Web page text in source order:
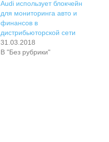
Audi использует блокчейн
для мониторинга авто и
финансов в
дистрибьюторской сети
31.03.2018
В "Без рубрики"